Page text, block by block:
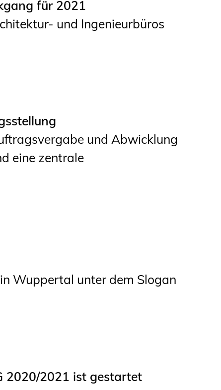
für 2021
und Ingenieurbüros
und Abwicklung
eine zentrale
Wuppertal unter dem Slogan
2020/2021 ist gestartet